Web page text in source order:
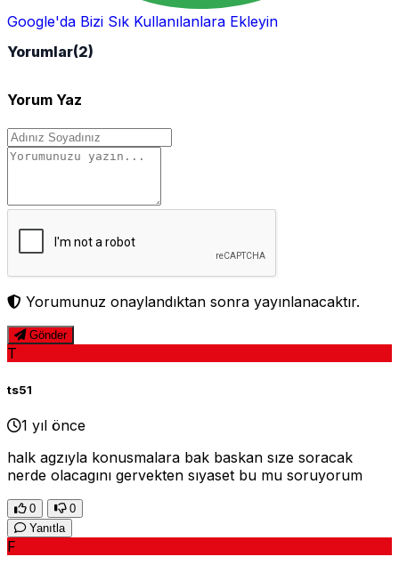
Google'da Bizi Sık Kullanılanlara Ekleyin
Yorumlar(2)
Yorum Yaz
Yorumunuz onaylandıktan sonra yayınlanacaktır.
Gönder
T
ts51
1 yıl önce
halk agzıyla konusmalara bak baskan sıze soracak
nerde olacagını gervekten sıyaset bu mu soruyorum
0
0
Yanıtla
F